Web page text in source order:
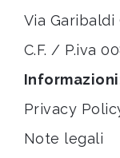
Via Garibaldi
C.F. / P.iva
Privacy
Note legali